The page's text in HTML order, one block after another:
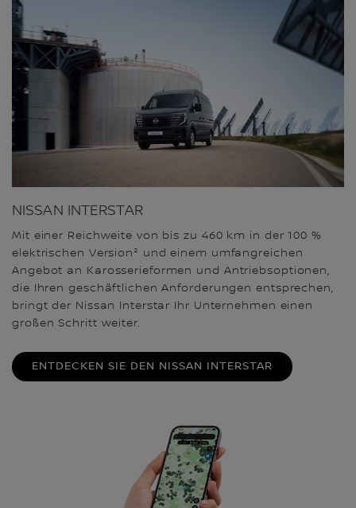
NISSAN INTERSTAR
Mit einer Reichweite von bis zu 460 km in der 100 %
elektrischen Version² und einem umfangreichen
Angebot an Karosserieformen und Antriebsoptionen,
die Ihren geschäftlichen Anforderungen entsprechen,
bringt der Nissan Interstar Ihr Unternehmen einen
großen Schritt weiter.
ENTDECKEN SIE DEN NISSAN INTERSTAR